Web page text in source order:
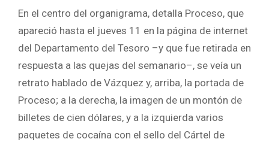
En el centro del organigrama, detalla Proceso, que
apareció hasta el jueves 11 en la página de internet
del Departamento del Tesoro –y que fue retirada en
respuesta a las quejas del semanario–, se veía un
retrato hablado de Vázquez y, arriba, la portada de
Proceso; a la derecha, la imagen de un montón de
billetes de cien dólares, y a la izquierda varios
paquetes de cocaína con el sello del Cártel de